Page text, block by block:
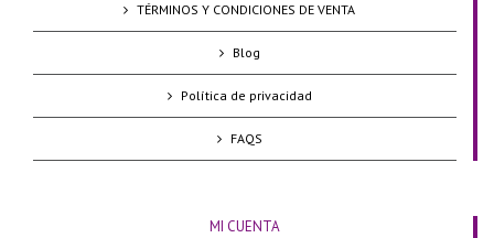
TÉRMINOS Y CONDICIONES DE VENTA
Blog
Política de privacidad
FAQS
MI CUENTA